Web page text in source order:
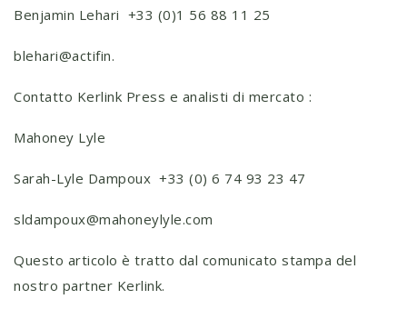
Benjamin Lehari +33 (0)1 56 88 11 25
blehari@actifin.
Contatto Kerlink Press e analisti di mercato :
Mahoney Lyle
Sarah-Lyle Dampoux +33 (0) 6 74 93 23 47
sldampoux@mahoneylyle.com
Questo articolo è tratto dal comunicato stampa del
nostro partner Kerlink.